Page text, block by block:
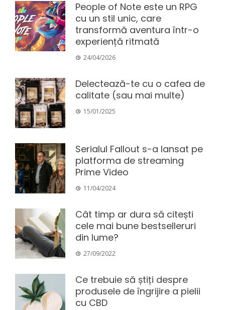
People of Note este un RPG
cu un stil unic, care
transformă aventura într-o
experiență ritmată
24/04/2026
Delectează-te cu o cafea de
calitate (sau mai multe)
15/01/2025
Serialul Fallout s-a lansat pe
platforma de streaming
Prime Video
11/04/2024
Cât timp ar dura să citești
cele mai bune bestselleruri
din lume?
27/09/2022
Ce trebuie să știți despre
produsele de îngrijire a pielii
cu CBD